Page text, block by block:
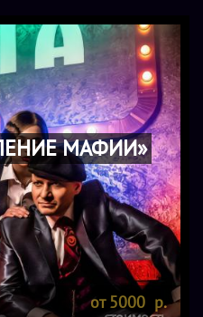
МАФИИ»
от 5000 р.